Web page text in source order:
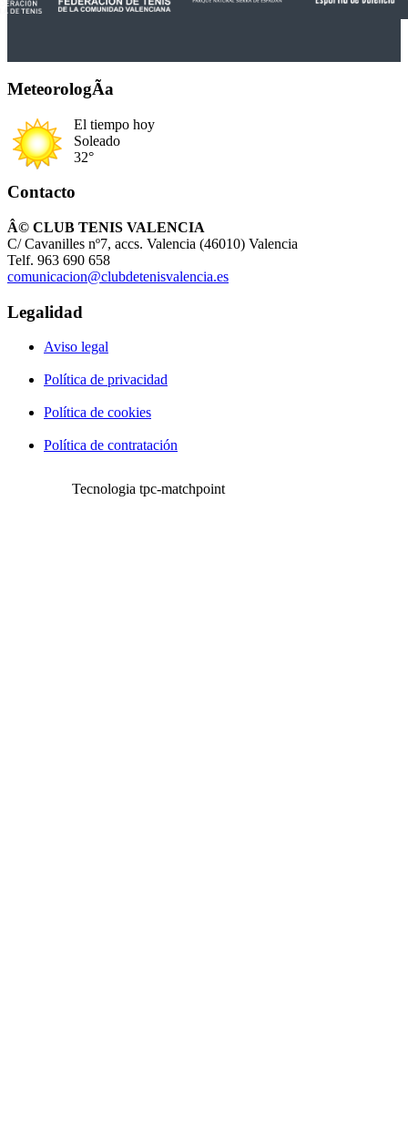
MeteorologÃ­a
El tiempo hoy
Soleado
32°
Contacto
Â© CLUB TENIS VALENCIA
C/ Cavanilles nº7, accs. Valencia (46010) Valencia
Telf. 963 690 658
comunicacion@clubdetenisvalencia.es
Legalidad
Aviso legal
Política de privacidad
Política de cookies
Política de contratación
Tecnologia tpc-matchpoint